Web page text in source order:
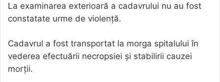
La examinarea exterioară a cadavrului nu au fost
constatate urme de violență.
Cadavrul a fost transportat la morga spitalului în
vederea efectuării necropsiei și stabilirii cauzei
morții.